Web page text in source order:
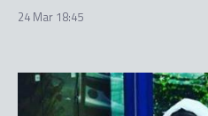
24 Mar 18:45